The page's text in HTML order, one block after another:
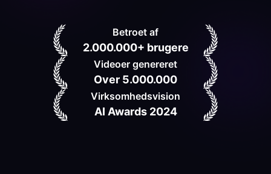
Betroet af
2.000.000+ brugere
Videoer genereret
Over 5.000.000
Virksomhedsvision
AI Awards 2024